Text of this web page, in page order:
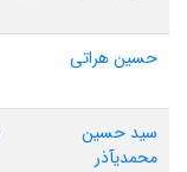
حسین هراتی
سید حسین
محمدیآذر